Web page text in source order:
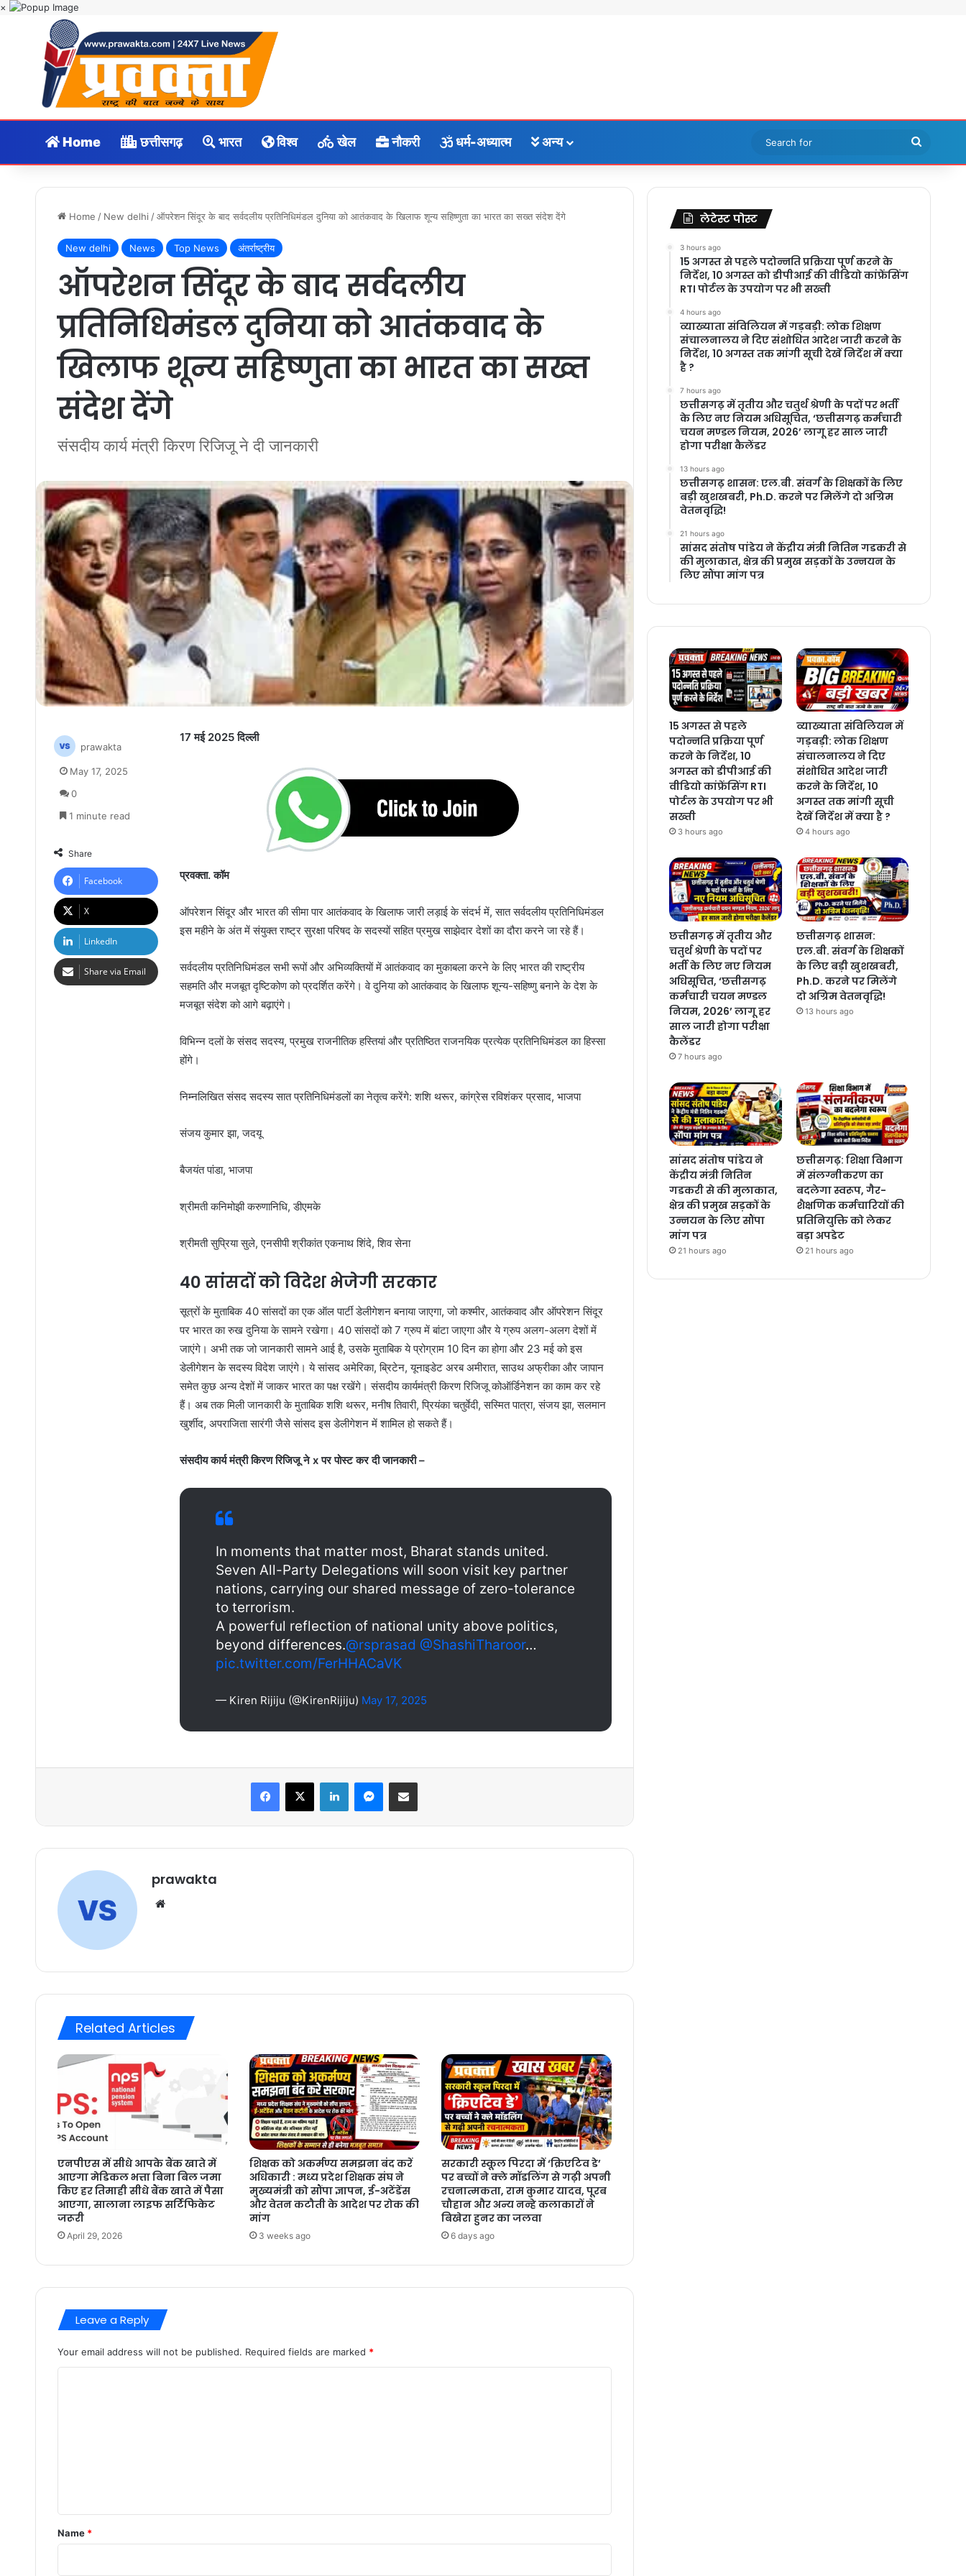
×
Home छत्तीसगढ़ भारत विश्व खेल नौकरी धर्म-अध्यात्म अन्य
Search
for
Home / New delhi / ऑपरेशन सिंदूर के बाद सर्वदलीय प्रतिनिधिमंडल दुनिया को आतंकवाद के खिलाफ शून्य सहिष्णुता का भारत का सख्त संदेश देंगे
New delhi News Top News अंतर्राष्ट्रीय
ऑपरेशन सिंदूर के बाद सर्वदलीय
प्रतिनिधिमंडल दुनिया को आतंकवाद के
खिलाफ शून्य सहिष्णुता का भारत का सख्त
संदेश देंगे
संसदीय कार्य मंत्री किरण रिजिजू ने दी जानकारी
17 मई 2025 दिल्ली
प्रवक्ता. कॉम
ऑपरेशन सिंदूर और भारत की सीमा पार आतंकवाद के खिलाफ जारी लड़ाई के संदर्भ में, सात सर्वदलीय प्रतिनिधिमंडल
इस महीने के अंत में संयुक्त राष्ट्र सुरक्षा परिषद के सदस्यों सहित प्रमुख साझेदार देशों का दौरा करने जा रहे हैं।
सर्वदलीय प्रतिनिधिमंडल सभी रूपों और अभिव्यक्तियों में आतंकवाद का मुकाबला करने के लिए भारत की राष्ट्रीय
सहमति और मजबूत दृष्टिकोण को प्रदर्शित करेंगे। वे दुनिया को आतंकवाद के खिलाफ शून्य-सहिष्णु बनाने के देश के
मजबूत संदेश को आगे बढ़ाएंगे।
विभिन्न दलों के संसद सदस्य, प्रमुख राजनीतिक हस्तियां और प्रतिष्ठित राजनयिक प्रत्येक प्रतिनिधिमंडल का हिस्सा
होंगे।
निम्नलिखित संसद सदस्य सात प्रतिनिधिमंडलों का नेतृत्व करेंगे: शशि थरूर, कांग्रेस रविशंकर प्रसाद, भाजपा
संजय कुमार झा, जदयू
बैजयंत पांडा, भाजपा
श्रीमती कनिमोझी करुणानिधि, डीएमके
श्रीमती सुप्रिया सुले, एनसीपी श्रीकांत एकनाथ शिंदे, शिव सेना
40 सांसदों को विदेश भेजेगी सरकार
सूत्रों के मुताबिक 40 सांसदों का एक ऑल पार्टी डेलीगेशन बनाया जाएगा, जो कश्मीर, आतंकवाद और ऑपरेशन सिंदूर
पर भारत का रुख दुनिया के सामने रखेगा। 40 सांसदों को 7 ग्रुप में बांटा जाएगा और ये ग्रुप अलग-अलग देशों में
जाएंगे। अभी तक जो जानकारी सामने आई है, उसके मुताबिक ये प्रोग्राम 10 दिन का होगा और 23 मई को इस
डेलीगेशन के सदस्य विदेश जाएंगे। ये सांसद अमेरिका, ब्रिटेन, यूनाइडेट अरब अमीरात, साउथ अफ्रीका और जापान
समेत कुछ अन्य देशों में जाकर भारत का पक्ष रखेंगे। संसदीय कार्यमंत्री किरण रिजिजू कोऑर्डिनेशन का काम कर रहे
हैं। अब तक मिली जानकारी के मुताबिक शशि थरूर, मनीष तिवारी, प्रियंका चतुर्वेदी, सस्मित पात्रा, संजय झा, सलमान
खुर्शीद, अपराजिता सारंगी जैसे सांसद इस डेलीगेशन में शामिल हो सकते हैं।
संसदीय कार्य मंत्री किरण रिजिजू ने x पर पोस्ट कर दी जानकारी –
In moments that matter most, Bharat stands united.
Seven All-Party Delegations will soon visit key partner
nations, carrying our shared message of zero-tolerance
to terrorism.
A powerful reflection of national unity above politics,
beyond differences.@rsprasad @ShashiTharoor…
pic.twitter.com/FerHHACaVK
— Kiren Rijiju (@KirenRijiju) May 17, 2025
prawakta
May 17, 2025
0
1 minute read
Share
Facebook
X
LinkedIn
Share via Email
Facebook
X LinkedInMessenger
Share via Email
prawakta
Related Articles
एनपीएस में सीधे आपके बैंक खाते में
आएगा मेडिकल भत्ता बिना बिल जमा
किए हर तिमाही सीधे बैंक खाते में पैसा
आएगा, सालाना लाइफ सर्टिफिकेट
जरूरी
April 29, 2026
शिक्षक को अकर्मण्य समझना बंद करें
अधिकारी : मध्य प्रदेश शिक्षक संघ ने
मुख्यमंत्री को सौंपा ज्ञापन, ई-अटेंडेंस
और वेतन कटौती के आदेश पर रोक की
मांग
3 weeks ago
सरकारी स्कूल पिरदा में ‘क्रिएटिव डे’
पर बच्चों ने क्ले मॉडलिंग से गढ़ी अपनी
रचनात्मकता, राम कुमार यादव, पूरब
चौहान और अन्य नन्हे कलाकारों ने
बिखेरा हुनर का जलवा
6 days ago
Leave a Reply
Your email address will not be published. Required fields are marked *
*
Name *
लेटेस्ट पोस्ट
3 hours ago
15 अगस्त से पहले पदोन्नति प्रक्रिया पूर्ण करने के
निर्देश, 10 अगस्त को डीपीआई की वीडियो कांफ्रेंसिंग
RTI पोर्टल के उपयोग पर भी सख्ती
4 hours ago
​व्याख्याता संविलियन में गड़बड़ी: लोक शिक्षण
संचालनालय ने दिए संशोधित आदेश जारी करने के
निर्देश, 10 अगस्त तक मांगी सूची देखें निर्देश में क्या
है ?
7 hours ago
छत्तीसगढ़ में तृतीय और चतुर्थ श्रेणी के पदों पर भर्ती
के लिए नए नियम अधिसूचित, ‘छत्तीसगढ़ कर्मचारी
चयन मण्डल नियम, 2026’ लागू हर साल जारी
होगा परीक्षा कैलेंडर
13 hours ago
छत्तीसगढ़ शासन: एल.बी. संवर्ग के शिक्षकों के लिए
बड़ी खुशखबरी, Ph.D. करने पर मिलेंगे दो अग्रिम
वेतनवृद्धि!
21 hours ago
सांसद संतोष पांडेय ने केंद्रीय मंत्री नितिन गडकरी से
की मुलाकात, क्षेत्र की प्रमुख सड़कों के उन्नयन के
लिए सौंपा मांग पत्र
15 अगस्त से पहले
पदोन्नति प्रक्रिया पूर्ण
करने के निर्देश, 10
अगस्त को डीपीआई की
वीडियो कांफ्रेंसिंग RTI
पोर्टल के उपयोग पर भी
सख्ती
3 hours ago
व्याख्याता संविलियन में
गड़बड़ी: लोक शिक्षण
संचालनालय ने दिए
संशोधित आदेश जारी
करने के निर्देश, 10
अगस्त तक मांगी सूची
देखें निर्देश में क्या है ?
4 hours ago
छत्तीसगढ़ में तृतीय और
चतुर्थ श्रेणी के पदों पर
भर्ती के लिए नए नियम
अधिसूचित, ‘छत्तीसगढ़
कर्मचारी चयन मण्डल
नियम, 2026’ लागू हर
साल जारी होगा परीक्षा
कैलेंडर
7 hours ago
छत्तीसगढ़ शासन:
एल.बी. संवर्ग के शिक्षकों
के लिए बड़ी खुशखबरी,
Ph.D. करने पर मिलेंगे
दो अग्रिम वेतनवृद्धि!
13 hours ago
सांसद संतोष पांडेय ने
केंद्रीय मंत्री नितिन
गडकरी से की मुलाकात,
क्षेत्र की प्रमुख सड़कों के
उन्नयन के लिए सौंपा
मांग पत्र
21 hours ago
छत्तीसगढ़: शिक्षा विभाग
में संलग्नीकरण का
बदलेगा स्वरूप, गैर-
शैक्षणिक कर्मचारियों की
प्रतिनियुक्ति को लेकर
बड़ा अपडेट
21 hours ago